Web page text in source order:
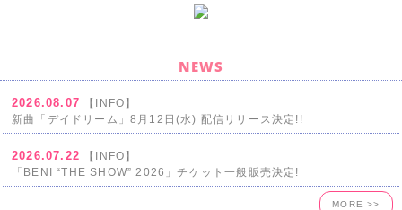
NEWS
2026.08.07
【INFO】
新曲「デイドリーム」8月12日(水) 配信リリース決定!!
2026.07.22
【INFO】
「BENI “THE SHOW” 2026」チケット一般販売決定!
MORE >>